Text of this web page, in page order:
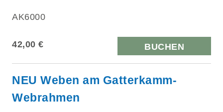
AK6000
42,00 € BUCHEN
NEU Weben am Gatterkamm-
Webrahmen